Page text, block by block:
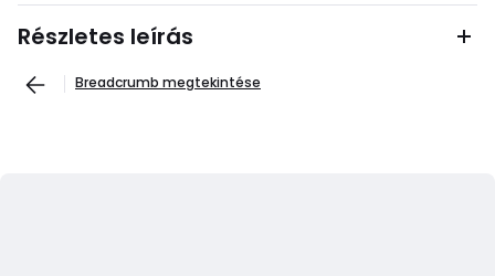
Részletes leírás
Breadcrumb megtekintése